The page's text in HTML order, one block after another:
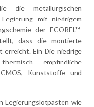
die metallurgischen
mit niedrigem
der ECOREL™-
dass die montierte
erreicht. Ein Die niedrige
empfindliche
Kunststoffe und
Legierungslotpasten wie